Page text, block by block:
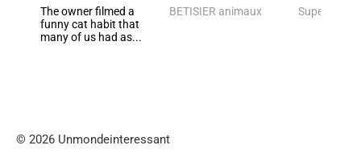
The owner filmed a
funny cat habit that
many of us had as...
BETISIER animaux Super Nice
© 2026 Unmondeinteressant